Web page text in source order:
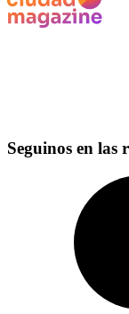
Seguinos en las